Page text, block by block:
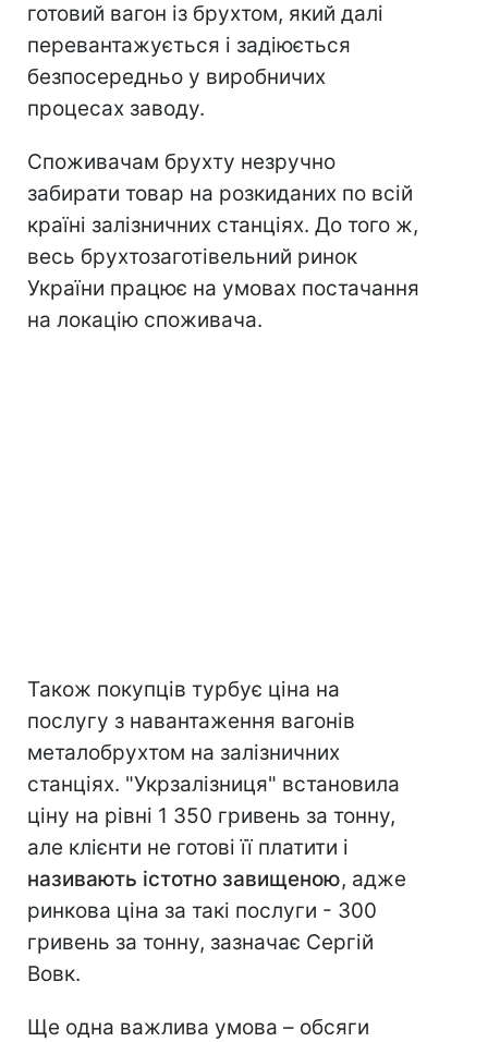
готовий вагон із брухтом, який далі
перевантажується і задіюється
безпосередньо у виробничих
процесах заводу.
Споживачам брухту незручно
забирати товар на розкиданих по всій
країні залізничних станціях. До того ж,
весь брухтозаготівельний ринок
України працює на умовах постачання
на локацію споживача.
Також покупців турбує ціна на
послугу з навантаження вагонів
металобрухтом на залізничних
станціях. "Укрзалізниця" встановила
ціну на рівні 1 350 гривень за тонну,
але клієнти не готові її платити і
називають істотно завищеною, адже
ринкова ціна за такі послуги - 300
гривень за тонну, зазначає Сергій
Вовк.
Ще одна важлива умова – обсяги